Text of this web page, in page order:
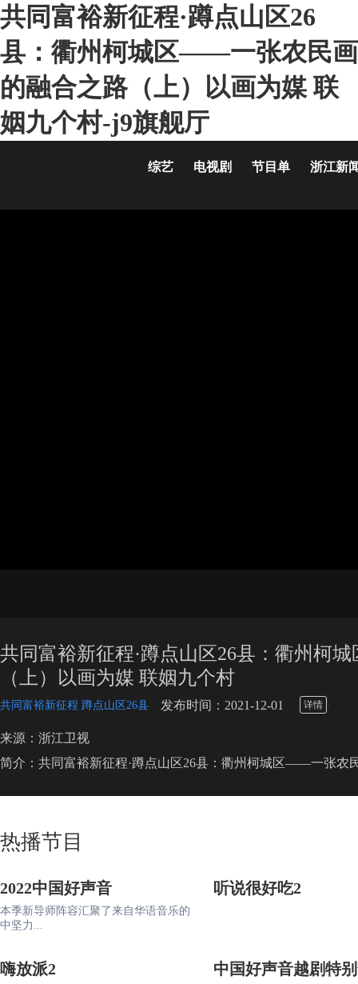
共同富裕新征程·蹲点山区26
县：衢州柯城区——一张农民画
的融合之路（上）以画为媒 联
姻九个村-j9旗舰厅
综艺 电视剧 节目单 浙江新
共同富裕新征程·蹲点山区26县：衢州柯
（上）以画为媒 联姻九个村
共同富裕新征程 蹲点山区26县 发布时间：2021-12-01 详情
来源：浙江卫视
简介：共同富裕新征程·蹲点山区26县：衢州柯城区——一张农
热播节目
2022中国好声音
本季新导师阵容汇聚了来自华语音乐的
中坚力...
听说很好吃2
嗨放派2 中国好声音越剧特